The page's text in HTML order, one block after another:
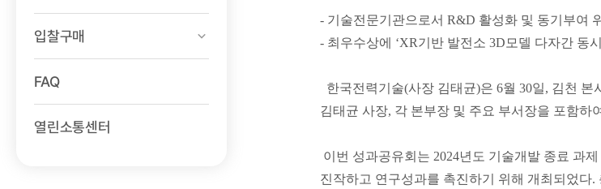
입찰구매
FAQ
열린소통센터
- 기술전문기관으로서 R&D 활성화 및 동기부여
- 최우수상에 ‘XR기반 발전소 3D모델 다자간 동
한국전력기술(사장 김태균)은 6월 30일, 김천 본
김태균 사장, 각 본부장 및 주요 부서장을 포함하
이번 성과공유회는 2024년도 기술개발 종료 과
진작하고 연구성과를 촉진하기 위해 개최되었다